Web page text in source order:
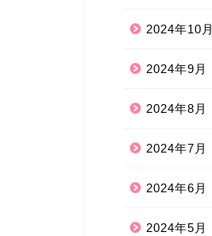
2024年10月
2024年9月
2024年8月
2024年7月
2024年6月
2024年5月